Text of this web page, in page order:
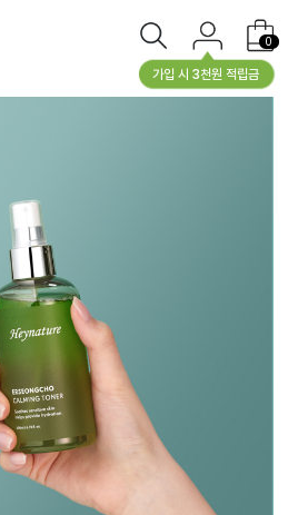
가입 시 3천원 적립금
0